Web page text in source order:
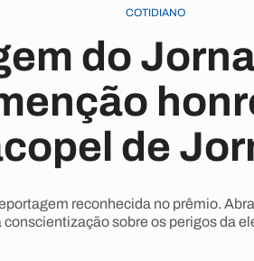
COTIDIANO
do
de
reconhecida no prêmio.
conscientização sobre os perigos da